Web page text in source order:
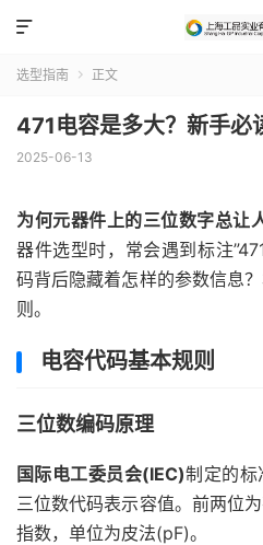

选型指南  正文
471电容是多大？新手必
2025-06-13
为何元器件上的三位数字总让
器件选型时，常会遇到标注
码背后隐藏着怎样的参数信息
则。
电容代码基本规则
三位数编码原理
国际电工委员会(IEC)制定的标
三位数代码表示容值。前两位
指数，单位为皮法(pF)。